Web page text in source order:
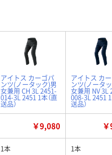
アイトス カーゴパ
ンツ(ノータック)男
女兼用 CH 3L 2451-
014-3L 2451 1本（直
送品）
アイトス カ
ンツ(ノータ
女兼用 NV 3L
008-3L 2451 1
送品）
￥9,080
1本 1本